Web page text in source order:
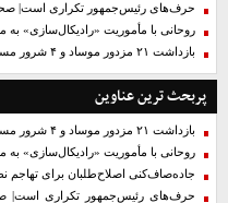
حرف‌های رئیس‌جمهور تکراری است|
روحانی با مأموریت «رادیکال‌سازی» به
بازداشت ۲۱ مزدور موساد و ۴ شرور مسلح توسط وزارت اطلاعات
پربحث ترین عناوین
بازداشت ۲۱ مزدور موساد و ۴ شرور مسلح توسط وزارت اطلاعات
روحانی با مأموریت «رادیکال‌سازی» به
جاده‌صاف‌کنی اصلاح‌طلبان برای تهاجم
حرف‌های رئیس‌جمهور تکراری است|